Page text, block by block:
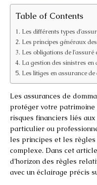
Table of Contents
Les différents types
Les principes généraux
Les obligations de l’assuré
La gestion des sinistres en
Les litiges en assurance
Les assurances de
protéger votre
risques financiers liés
particulier ou
les principes et les
complexe. Dans cet
d’horizon des règles
avec un éclairage précis